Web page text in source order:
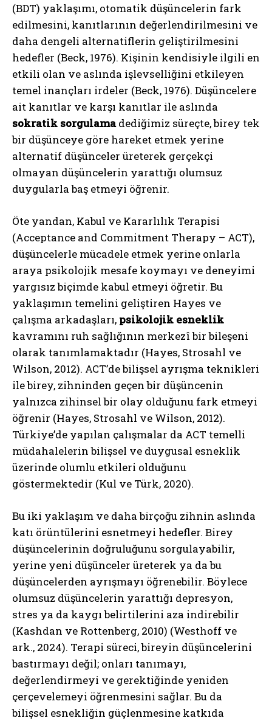
(BDT) yaklaşımı, otomatik düşüncelerin fark
edilmesini, kanıtlarının değerlendirilmesini ve
daha dengeli alternatiflerin geliştirilmesini
hedefler (Beck, 1976). Kişinin kendisiyle ilgili en
etkili olan ve aslında işlevselliğini etkileyen
temel inançları irdeler (Beck, 1976). Düşüncelere
ait kanıtlar ve karşı kanıtlar ile aslında
sokratik sorgulamadediğimiz süreçte, birey tek
bir düşünceye göre hareket etmek yerine
alternatif düşünceler üreterek gerçekçi
olmayan düşüncelerin yarattığı olumsuz
duygularla baş etmeyi öğrenir.
Öte yandan, Kabul ve Kararlılık Terapisi
(Acceptance and Commitment Therapy – ACT),
düşüncelerle mücadele etmek yerine onlarla
araya psikolojik mesafe koymayı ve deneyimi
yargısız biçimde kabul etmeyi öğretir. Bu
yaklaşımın temelini geliştiren Hayes ve
çalışma arkadaşları, psikolojik esneklik
kavramını ruh sağlığının merkezî bir bileşeni
olarak tanımlamaktadır (Hayes, Strosahl ve
Wilson, 2012). ACT’de bilişsel ayrışma teknikleri
ile birey, zihninden geçen bir düşüncenin
yalnızca zihinsel bir olay olduğunu fark etmeyi
öğrenir (Hayes, Strosahl ve Wilson, 2012).
Türkiye’de yapılan çalışmalar da ACT temelli
müdahalelerin bilişsel ve duygusal esneklik
üzerinde olumlu etkileri olduğunu
göstermektedir (Kul ve Türk, 2020).
Bu iki yaklaşım ve daha birçoğu zihnin aslında
katı örüntülerini esnetmeyi hedefler. Birey
düşüncelerinin doğruluğunu sorgulayabilir,
yerine yeni düşünceler üreterek ya da bu
düşüncelerden ayrışmayı öğrenebilir. Böylece
olumsuz düşüncelerin yarattığı depresyon,
stres ya da kaygı belirtilerini aza indirebilir
(Kashdan ve Rottenberg, 2010) (Westhoff ve
ark., 2024). Terapi süreci, bireyin düşüncelerini
bastırmayı değil; onları tanımayı,
değerlendirmeyi ve gerektiğinde yeniden
çerçevelemeyi öğrenmesini sağlar. Bu da
bilişsel esnekliğin güçlenmesine katkıda